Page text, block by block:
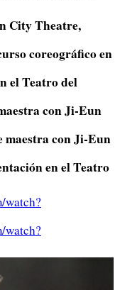
City Theatre,
coreográfico en
el Teatro del
con Ji-Eun
maestra con Ji-Eun
en el Teatro
watch?
watch?